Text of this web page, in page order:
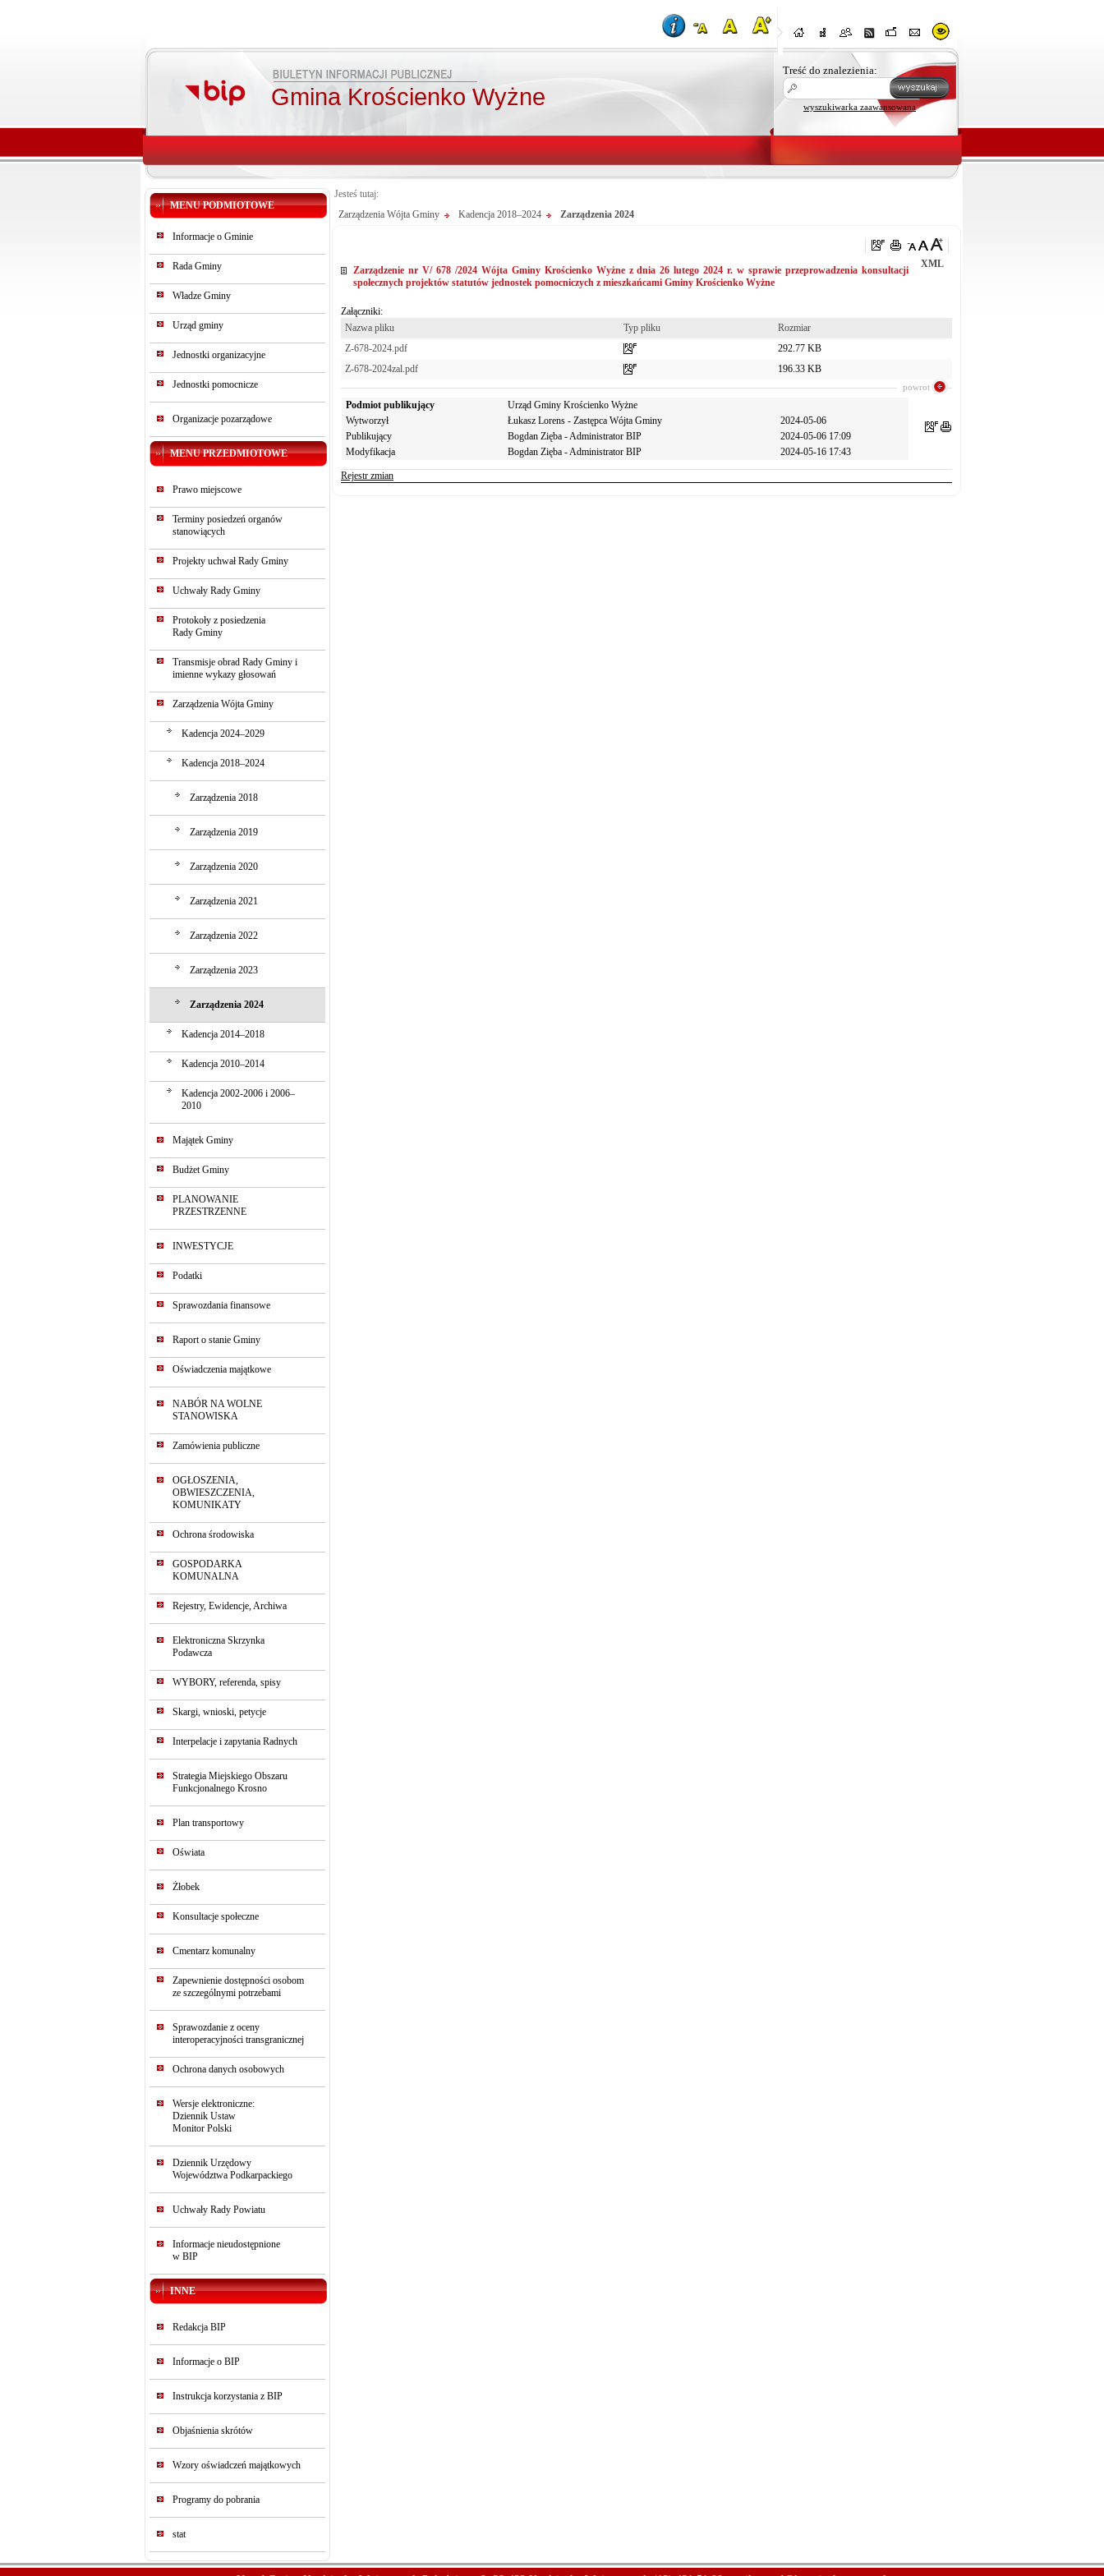
Gmina Krościenko Wyżne
Treść do znalezienia:
wyszukiwarka zaawansowana
MENU PODMIOTOWE
Informacje o Gminie
Rada Gminy
Władze Gminy
Urząd gminy
Jednostki organizacyjne
Jednostki pomocnicze
Organizacje pozarządowe
MENU PRZEDMIOTOWE
Prawo miejscowe
Terminy posiedzeń organów
stanowiących
Projekty uchwał Rady Gminy
Uchwały Rady Gminy
Protokoły z posiedzenia
Rady Gminy
Transmisje obrad Rady Gminy i
imienne wykazy głosowań
Zarządzenia Wójta Gminy
Kadencja 2024–2029
Kadencja 2018–2024
Zarządzenia 2018
Zarządzenia 2019
Zarządzenia 2020
Zarządzenia 2021
Zarządzenia 2022
Zarządzenia 2023
Zarządzenia 2024
Kadencja 2014–2018
Kadencja 2010–2014
Kadencja 2002-2006 i 2006–
2010
Majątek Gminy
Budżet Gminy
PLANOWANIE
PRZESTRZENNE
INWESTYCJE
Podatki
Sprawozdania finansowe
Raport o stanie Gminy
Oświadczenia majątkowe
NABÓR NA WOLNE
STANOWISKA
Zamówienia publiczne
OGŁOSZENIA,
OBWIESZCZENIA,
KOMUNIKATY
Ochrona środowiska
GOSPODARKA
KOMUNALNA
Rejestry, Ewidencje, Archiwa
Elektroniczna Skrzynka
Podawcza
WYBORY, referenda, spisy
Skargi, wnioski, petycje
Interpelacje i zapytania Radnych
Strategia Miejskiego Obszaru
Funkcjonalnego Krosno
Plan transportowy
Oświata
Żłobek
Konsultacje społeczne
Cmentarz komunalny
Zapewnienie dostępności osobom
ze szczególnymi potrzebami
Sprawozdanie z oceny
interoperacyjności transgranicznej
Ochrona danych osobowych
Wersje elektroniczne:
Dziennik Ustaw
Monitor Polski
Dziennik Urzędowy
Województwa Podkarpackiego
Uchwały Rady Powiatu
Informacje nieudostępnione
w BIP
INNE
Redakcja BIP
Informacje o BIP
Instrukcja korzystania z BIP
Objaśnienia skrótów
Wzory oświadczeń majątkowych
Programy do pobrania
stat
Jesteś tutaj:
Zarządzenia Wójta Gminy
Kadencja 2018–2024 Zarządzenia 2024
XML
Zarządzenie nr V/ 678 /2024 Wójta Gminy Krościenko Wyżne z dnia 26 lutego 2024 r. w sprawie przeprowadzenia konsultacji
społecznych projektów statutów jednostek pomocniczych z mieszkańcami Gminy Krościenko Wyżne
Załączniki:
Nazwa pliku
Typ pliku
Rozmiar
Z-678-2024.pdf
292.77 KB
Z-678-2024zal.pdf
196.33 KB
powrot
Podmiot publikujący
Urząd Gminy Krościenko Wyżne
Wytworzył
Łukasz Lorens - Zastępca Wójta Gminy
2024-05-06
Publikujący
Bogdan Zięba - Administrator BIP
2024-05-06 17:09
Modyfikacja
Bogdan Zięba - Administrator BIP 2024-05-16 17:43
Rejestr zmian